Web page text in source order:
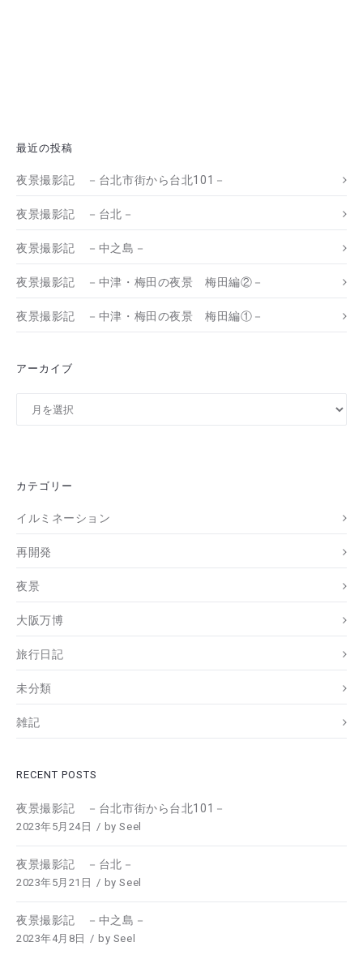
最近の投稿
夜景撮影記 －台北市街から台北101－
夜景撮影記 －台北－
夜景撮影記 －中之島－
夜景撮影記 －中津・梅田の夜景 梅田編②－
夜景撮影記 －中津・梅田の夜景 梅田編①－
アーカイブ
カテゴリー
イルミネーション
再開発
夜景
大阪万博
旅行日記
未分類
雑記
RECENT POSTS
夜景撮影記 －台北市街から台北101－
2023年5月24日 bySeel
夜景撮影記 －台北－
2023年5月21日 bySeel
夜景撮影記 －中之島－
2023年4月8日 by Seel